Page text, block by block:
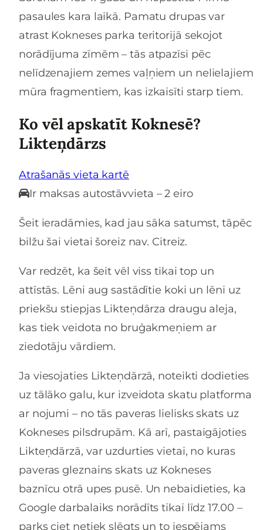
pasaules kara laikā. Pamatu drupas var
atrast Kokneses parka teritorijā sekojot
norādījuma zīmēm – tās atpazīsi pēc
nelīdzenajiem zemes vaļņiem un nelielajiem
mūra fragmentiem, kas izkaisīti starp tiem.
Ko vēl apskatīt Koknesē?
Likteņdārzs
Atrašanās vieta kartē
Ir maksas autostāvvieta – 2 eiro
Šeit ieradāmies, kad jau sāka satumst, tāpēc
bilžu šai vietai šoreiz nav. Citreiz.
Var redzēt, ka šeit vēl viss tikai top un
attīstās. Lēni aug sastādītie koki un lēni uz
priekšu stiepjas Likteņdārza draugu aleja,
kas tiek veidota no bruģakmeņiem ar
ziedotāju vārdiem.
Ja viesojaties Likteņdārzā, noteikti dodieties
uz tālāko galu, kur izveidota skatu platforma
ar nojumi – no tās paveras lielisks skats uz
Kokneses pilsdrupām. Kā arī, pastaigājoties
Likteņdārzā, var uzdurties vietai, no kuras
paveras gleznains skats uz Kokneses
baznīcu otrā upes pusē. Un nebaidieties, ka
Google darbalaiks norādīts tikai līdz 17.00 –
parks ciet netiek slēgts un to iespējams